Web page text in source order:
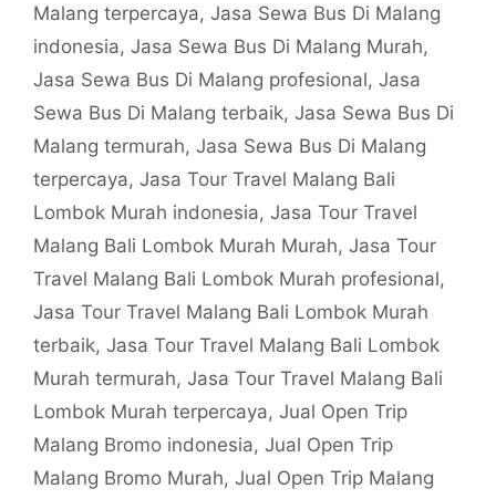
Malang terpercaya, Jasa Sewa Bus Di Malang
indonesia, Jasa Sewa Bus Di Malang Murah,
Jasa Sewa Bus Di Malang profesional, Jasa
Sewa Bus Di Malang terbaik, Jasa Sewa Bus Di
Malang termurah, Jasa Sewa Bus Di Malang
terpercaya, Jasa Tour Travel Malang Bali
Lombok Murah indonesia, Jasa Tour Travel
Malang Bali Lombok Murah Murah, Jasa Tour
Travel Malang Bali Lombok Murah profesional,
Jasa Tour Travel Malang Bali Lombok Murah
terbaik, Jasa Tour Travel Malang Bali Lombok
Murah termurah, Jasa Tour Travel Malang Bali
Lombok Murah terpercaya, Jual Open Trip
Malang Bromo indonesia, Jual Open Trip
Malang Bromo Murah, Jual Open Trip Malang